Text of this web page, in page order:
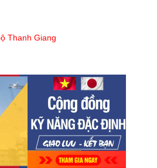
Thanh Giang